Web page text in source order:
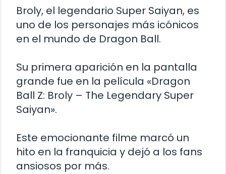
Broly, el legendario Super Saiyan, es
uno de los personajes más icónicos
en el mundo de Dragon Ball.
Su primera aparición en la pantalla
grande fue en la película «Dragon
Ball Z: Broly – The Legendary Super
Saiyan».
Este emocionante filme marcó un
hito en la franquicia y dejó a los fans
ansiosos por más.